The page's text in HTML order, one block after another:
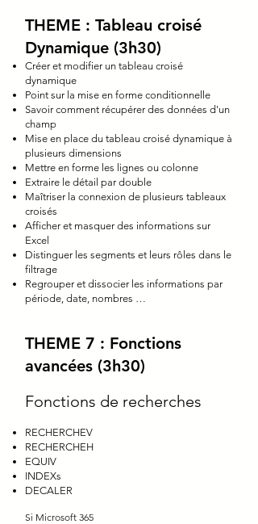
THEME : Tableau croisé
Dynamique (3h30)
Créer et modifier un tableau croisé
dynamique
Point sur la mise en forme conditionnelle
Savoir comment récupérer des données d'un
champ
Mise en place du tableau croisé dynamique à
plusieurs dimensions
Mettre en forme les lignes ou colonne
Extraire le détail par double
Maîtriser la connexion de plusieurs tableaux
croisés
Afficher et masquer des informations sur
Excel
Distinguer les segments et leurs rôles dans le
filtrage
Regrouper et dissocier les informations par
période, date, nombres …
THEME 7 : Fonctions
avancées (3h30)
Fonctions de recherches
RECHERCHEV
RECHERCHEH
EQUIV
INDEXs
DECALER
Si Microsoft 365